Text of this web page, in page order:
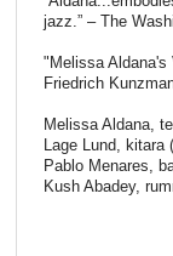
jazz.” – The
"Melissa Aldana's
Friedrich
Melissa Aldana,
Lage Lund, kitara
Pablo Menares,
Kush Abadey,